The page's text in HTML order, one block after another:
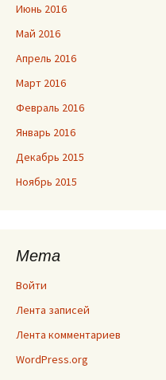
Июнь 2016
Май 2016
Апрель 2016
Март 2016
Февраль 2016
Январь 2016
Декабрь 2015
Ноябрь 2015
Мета
Войти
Лента записей
Лента комментариев
WordPress.org